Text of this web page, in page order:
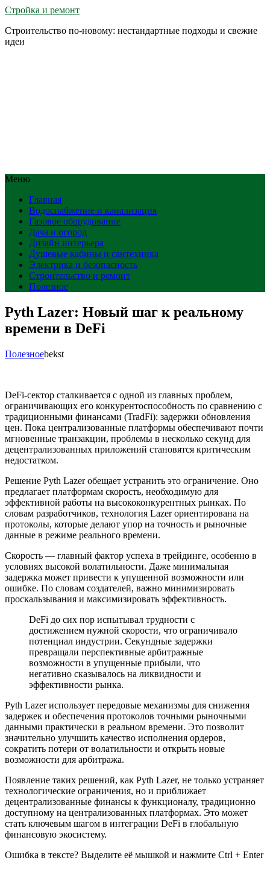
Стройка и ремонт
Строительство по-новому: нестандартные подходы и свежие
идеи
Меню
Главная
Водоснабжение и канализация
Газовое оборудование
Дача и огород
Дизайн интерьера
Душевые кабины и сантехника
Электрика и безопасность
Строительство и ремонт
Полезное
Pyth Lazer: Новый шаг к реальному
времени в DeFi
Полезноеbekst
DeFi-сектор сталкивается с одной из главных проблем,
ограничивающих его конкурентоспособность по сравнению с
традиционными финансами (TradFi): задержки обновления
цен. Пока централизованные платформы обеспечивают почти
мгновенные транзакции, проблемы в несколько секунд для
децентрализованных приложений становятся критическим
недостатком.
Решение Pyth Lazer обещает устранить это ограничение. Оно
предлагает платформам скорость, необходимую для
эффективной работы на высококонкурентных рынках. По
словам разработчиков, технология Lazer ориентирована на
протоколы, которые делают упор на точность и рыночные
данные в режиме реального времени.
Скорость — главный фактор успеха в трейдинге, особенно в
условиях высокой волатильности. Даже минимальная
задержка может привести к упущенной возможности или
ошибке. По словам создателей, важно минимизировать
проскальзывания и максимизировать эффективность.
DeFi до сих пор испытывал трудности с
достижением нужной скорости, что ограничивало
потенциал индустрии. Секундные задержки
превращали перспективные арбитражные
возможности в упущенные прибыли, что
негативно сказывалось на ликвидности и
эффективности рынка.
Pyth Lazer использует передовые механизмы для снижения
задержек и обеспечения протоколов точными рыночными
данными практически в реальном времени. Это позволит
значительно улучшить качество исполнения ордеров,
сократить потери от волатильности и открыть новые
возможности для арбитража.
Появление таких решений, как Pyth Lazer, не только устраняет
технологические ограничения, но и приближает
децентрализованные финансы к функционалу, традиционно
доступному на централизованных платформах. Это может
стать ключевым шагом в интеграции DeFi в глобальную
финансовую экосистему.
Ошибка в тексте? Выделите её мышкой и нажмите Ctrl + Enter